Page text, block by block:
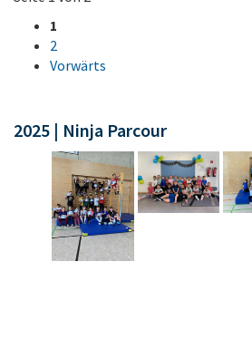
1
2
Vorwärts
2025 | Ninja Parcour